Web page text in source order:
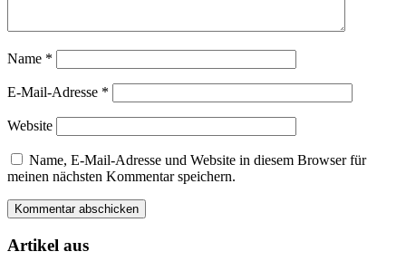
Name *
E-Mail-Adresse *
Website
Name, E-Mail-Adresse und Website in diesem Browser für
meinen nächsten Kommentar speichern.
Artikel aus